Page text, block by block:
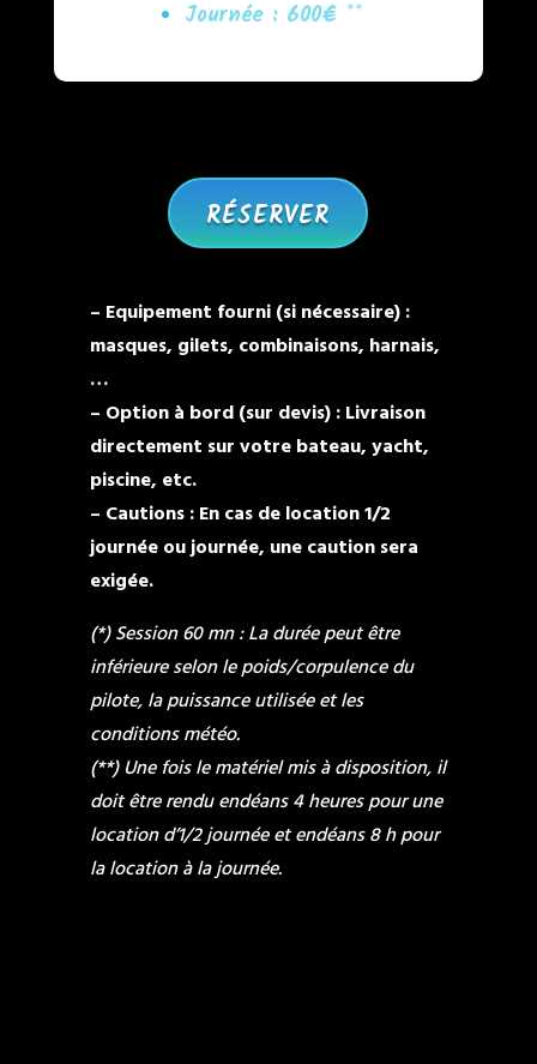
Journée : 600€ **
RÉSERVER
– Equipement fourni (si nécessaire) :
masques, gilets, combinaisons, harnais,
…
– Option à bord (sur devis) : Livraison
directement sur votre bateau, yacht,
piscine, etc.
– Cautions : En cas de location 1/2
journée ou journée, une caution sera
exigée.
(*) Session 60 mn : La durée peut être
inférieure selon le poids/corpulence du
pilote, la puissance utilisée et les
conditions météo.
(**) Une fois le matériel mis à disposition, il
doit être rendu endéans 4 heures pour une
location d’1/2 journée et endéans 8 h pour
la location à la journée.